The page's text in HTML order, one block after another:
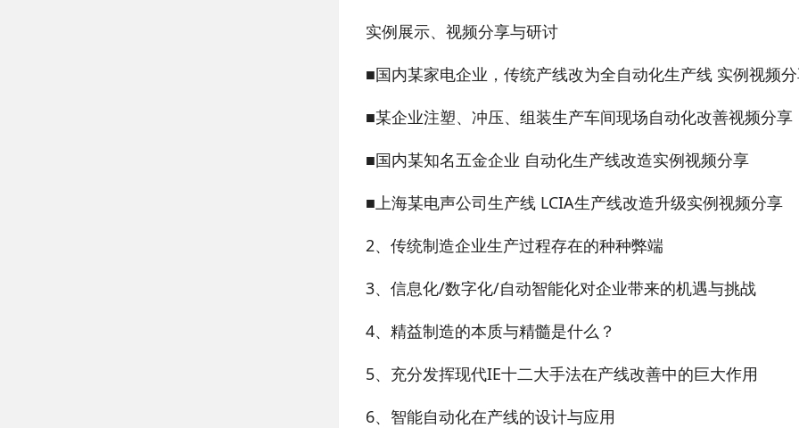
实例展示、视频分享与研讨
■国内某家电企业，传统产线改为全自动化生产线 实例视频
■某企业注塑、冲压、组装生产车间现场自动化改善视频分享
■国内某知名五金企业 自动化生产线改造实例视频分享
■上海某电声公司生产线 LCIA生产线改造升级实例视频分享
2、传统制造企业生产过程存在的种种弊端
3、信息化/数字化/自动智能化对企业带来的机遇与挑战
4、精益制造的本质与精髓是什么？
5、充分发挥现代IE十二大手法在产线改善中的巨大作用
6、智能自动化在产线的设计与应用